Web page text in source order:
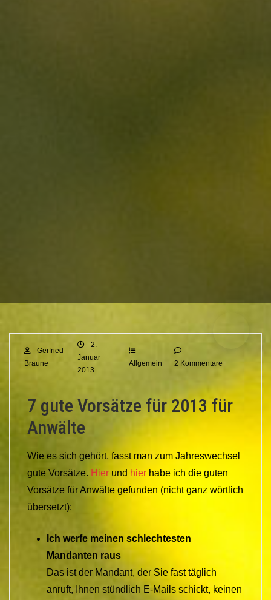
Gerfried
Braune
2.
Januar
2013
Allgemein 2 Kommentare
7 gute Vorsätze für 2013 für
Anwälte
Wie es sich gehört, fasst man zum Jahreswechsel
gute Vorsätze. Hier und hier habe ich die guten
Vorsätze für Anwälte gefunden (nicht ganz wörtlich
übersetzt):
Ich werfe meinen schlechtesten
Mandanten raus
Das ist der Mandant, der Sie fast täglich
anruft, Ihnen stündlich E-Mails schickt, keinen